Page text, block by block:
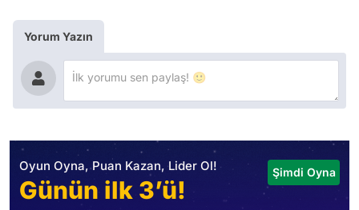
Yorum Yazın
Oyun Oyna, Puan Kazan, Lider Ol!
Günün ilk 3’ü!
Şimdi Oyna